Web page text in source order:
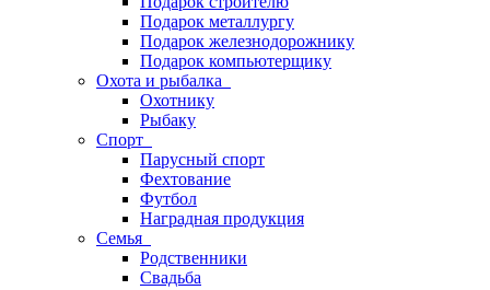
Подарок металлургу
Подарок железнодорожнику
Подарок компьютерщику
Охота и рыбалка
Охотнику
Рыбаку
Спорт
Парусный спорт
Фехтование
Футбол
Наградная продукция
Семья
Родственники
Свадьба